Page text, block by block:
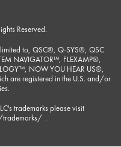
Reserved.
limited to, QSC®, Q-SYS®, QSC
NAVIGATOR™, FLEXAMP®,
NOW YOU HEAR US®,
are registered in the U.S. and/or
trademarks please visit
.